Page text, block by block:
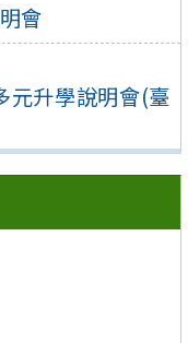
會
元升學說明會(臺